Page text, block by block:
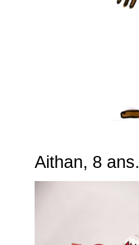
Aithan, 8 ans.